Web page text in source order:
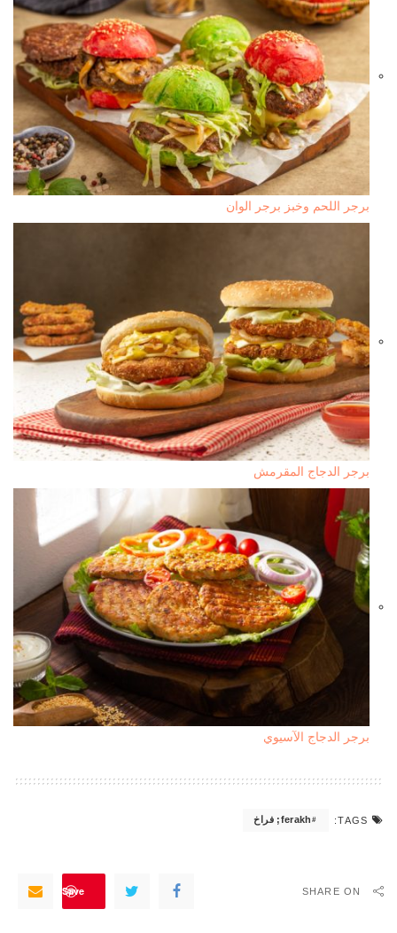
برجر اللحم وخبز برجر الوان
برجر الدجاج المقرمش
برجر الدجاج الآسيوي
TAGS: ferakh; فراخ
SHARE ON
Save